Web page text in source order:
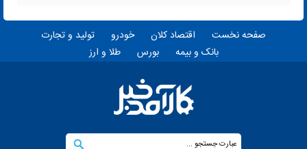
صفحه نخست اقتصاد کلان خودرو
تولید و تجارت
بانک و بیمه
بورس طلا و ارز